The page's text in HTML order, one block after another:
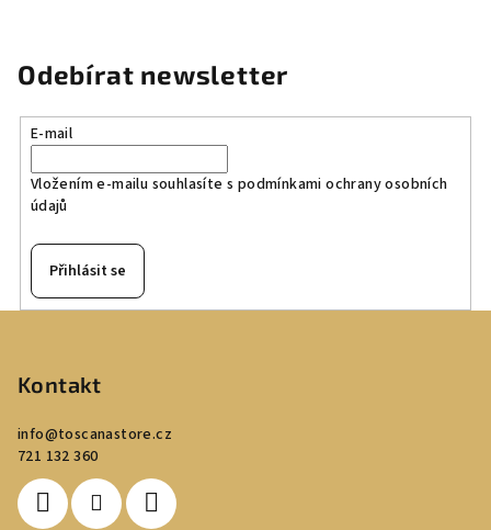
Odebírat newsletter
E-mail
Vložením e-mailu souhlasíte s podmínkami ochrany osobních
údajů
Přihlásit se
Kontakt
info@toscanastore.cz
721 132 360